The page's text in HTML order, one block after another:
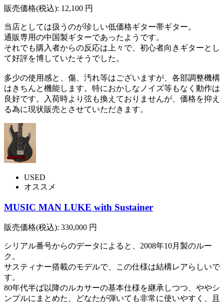
販売価格(税込): 12,100 円
当店としては扱うのが珍しい低価格ギター帯ギター。
通販専用の中国製ギターであったようです。
それでも購入者からの反応は上々で、初心者向きギターとし
て好評を博していたそうでした。
多少の使用感と、傷、汚れ等はございますが、各部調整機構
はきちんと機能します。特におかしなノイズ等もなく動作は
良好です。入荷時より弦も換えておりませんが、価格を抑え
る為に現状販売とさせていただきます。
USED
オススメ
MUSIC MAN LUKE with Sustainer
販売価格(税込): 330,000 円
シリアル番号からのデータによると、2008年10月製のルー
ク。
サスティナー搭載のモデルで、この仕様は結構レアらしいで
す。
80年代半ば以降のルカサーの基本仕様を継承しつつ、ややシ
ンプルにまとめた、どなたが弾いても非常に使いやすく、且